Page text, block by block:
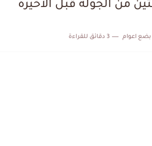
من الجولة قبل الاخيرة
بضع اعوام 3 دقائق للقراءة